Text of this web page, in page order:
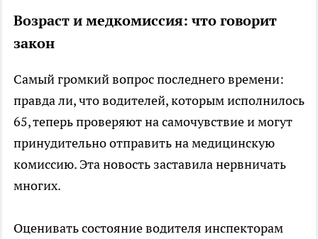
Возраст и медкомиссия: что говорит
закон
Самый громкий вопрос последнего времени:
правда ли, что водителей, которым исполнилось
65, теперь проверяют на самочувствие и могут
принудительно отправить на медицинскую
комиссию. Эта новость заставила нервничать
многих.
Оценивать состояние водителя инспекторам